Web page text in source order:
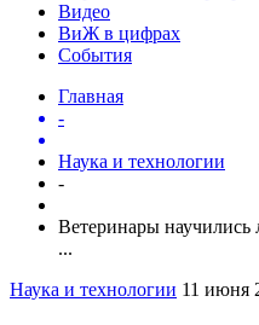
Видео
ВиЖ в цифрах
События
Главная
-
Наука и технологии
-
Ветеринары научились
...
Наука и технологии 11 июня